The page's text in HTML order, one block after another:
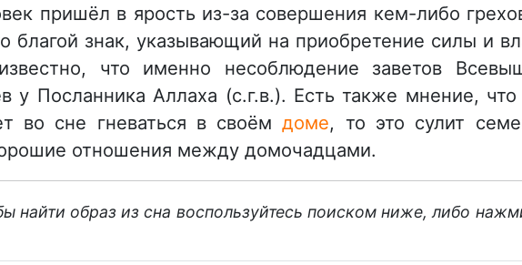
пришёл в ярость из-за совершения кем-либо
благой знак, указывающий на приобретение силы и
что именно несоблюдение заветов
у Посланника Аллаха (с.г.в.). Есть также мнение, что
во сне гневаться в своёмдоме, то это сулит
отношения между домочадцами.
найти образ из сна воспользуйтесь поиском ниже, либо